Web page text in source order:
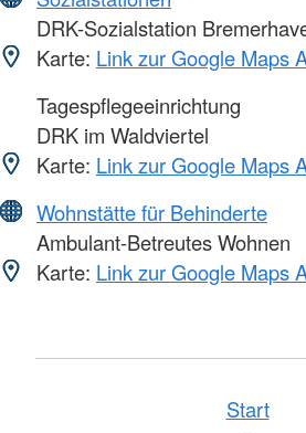
DRK-Sozialstation
Karte: Link zur Google Maps
Tagespflegeeinrichtung
DRK im Waldviertel
Karte: Link zur Google Maps
Wohnstätte für Behinderte
Ambulant-Betreutes Wohnen
Karte: Link zur Google Maps
Start